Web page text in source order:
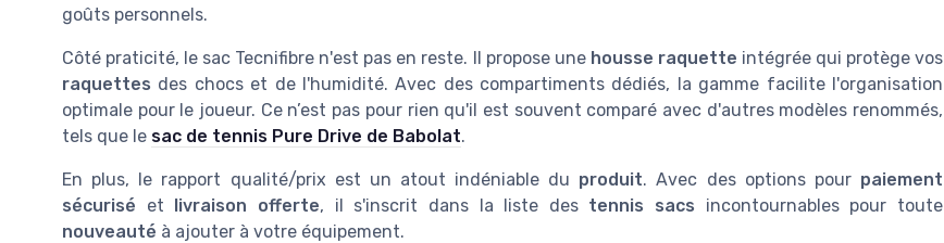
goûts personnels.
Côté praticité, le sac Tecnifibre n'est pas en reste. Il propose une housse raquette intégrée qui protège vos
raquettes des chocs et de l'humidité. Avec des compartiments dédiés, la gamme facilite l'organisation
optimale pour le joueur. Ce n’est pas pour rien qu'il est souvent comparé avec d'autres modèles renommés,
tels que le sac de tennis Pure Drive de Babolat.
En plus, le rapport qualité/prix est un atout indéniable du produit. Avec des options pour paiement
sécurisé et livraison offerte, il s'inscrit dans la liste des tennis sacs incontournables pour toute
nouveauté à ajouter à votre équipement.